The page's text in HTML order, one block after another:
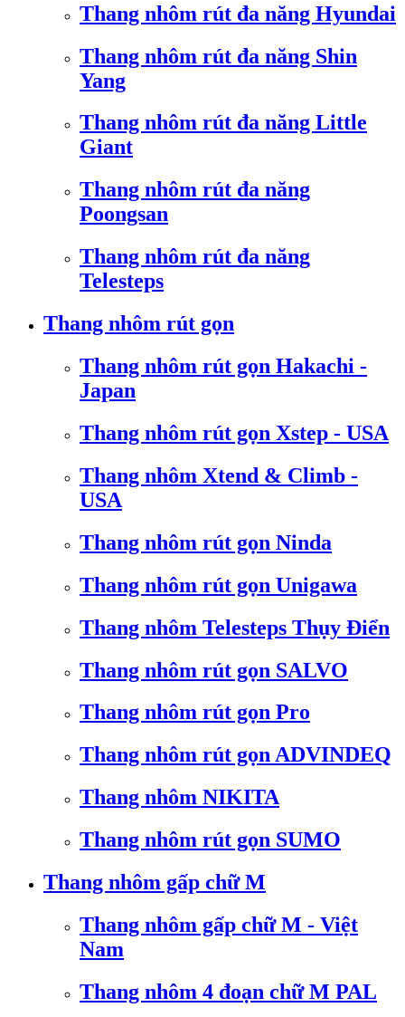
Thang nhôm rút đa năng Hyundai
Thang nhôm rút đa năng Shin
Yang
Thang nhôm rút đa năng Little
Giant
Thang nhôm rút đa năng
Poongsan
Thang nhôm rút đa năng
Telesteps
Thang nhôm rút gọn
Thang nhôm rút gọn Hakachi -
Japan
Thang nhôm rút gọn Xstep - USA
Thang nhôm Xtend & Climb -
USA
Thang nhôm rút gọn Ninda
Thang nhôm rút gọn Unigawa
Thang nhôm Telesteps Thụy Điển
Thang nhôm rút gọn SALVO
Thang nhôm rút gọn Pro
Thang nhôm rút gọn ADVINDEQ
Thang nhôm NIKITA
Thang nhôm rút gọn SUMO
Thang nhôm gấp chữ M
Thang nhôm gấp chữ M - Việt
Nam
Thang nhôm 4 đoạn chữ M PAL